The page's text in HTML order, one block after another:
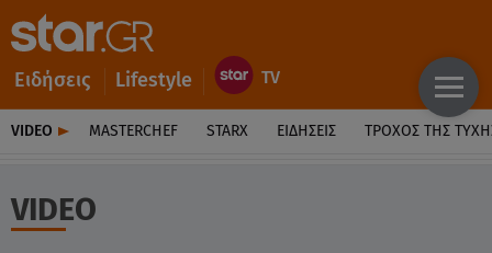
Ειδήσεις Lifestyle
VIDEO MASTERCHEF STARX ΕΙΔΉΣΕΙΣ ΤΡΟΧΌΣ ΤΗΣ
VIDEO